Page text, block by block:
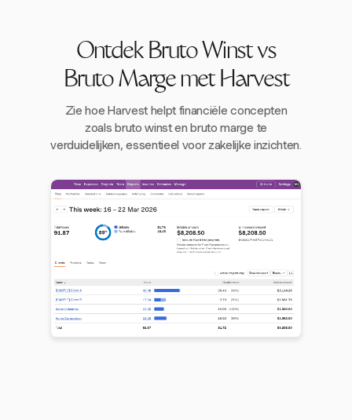
Ontdek Bruto Winst vs
Bruto Marge met Harvest
Zie hoe Harvest helpt financiële concepten
zoals bruto winst en bruto marge te
verduidelijken, essentieel voor zakelijke inzichten.